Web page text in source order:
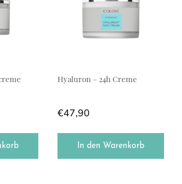
Hyaluron – 24h Creme
€47,90
In den Warenkorb